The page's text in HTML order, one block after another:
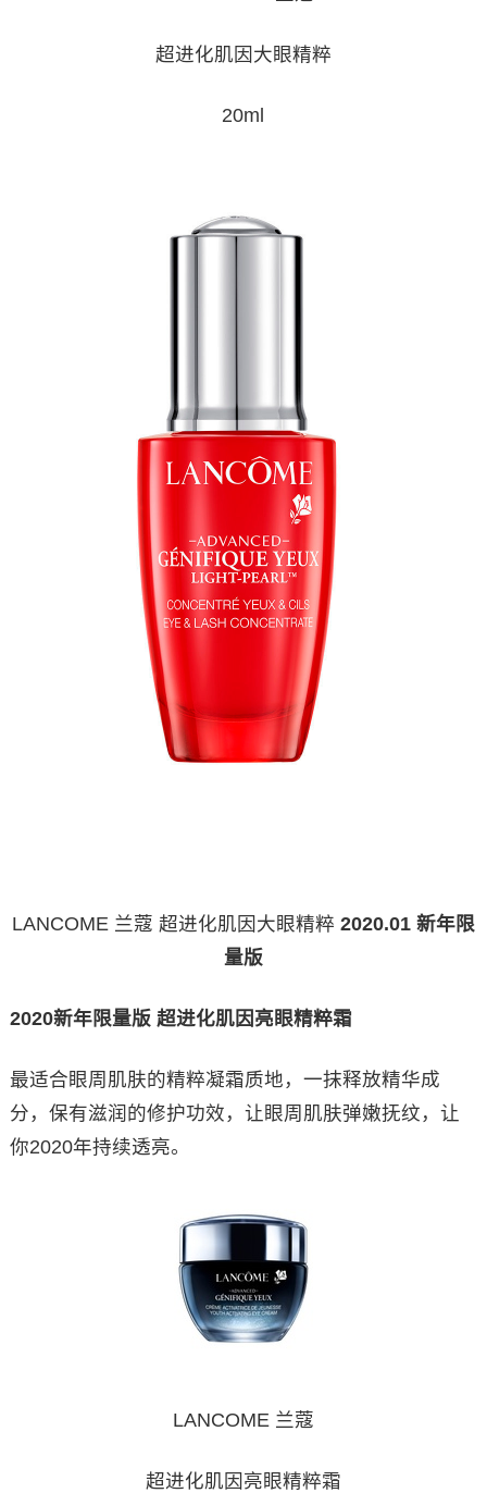
超进化肌因大眼精粹
20ml
LANCOME 兰蔻 超进化肌因大眼精粹 2020.01 新年限
量版
2020新年限量版 超进化肌因亮眼精粹霜
最适合眼周肌肤的精粹凝霜质地，一抹释放精华成
分，保有滋润的修护功效，让眼周肌肤弹嫩抚纹，让
你2020年持续透亮。
LANCOME 兰蔻
超进化肌因亮眼精粹霜